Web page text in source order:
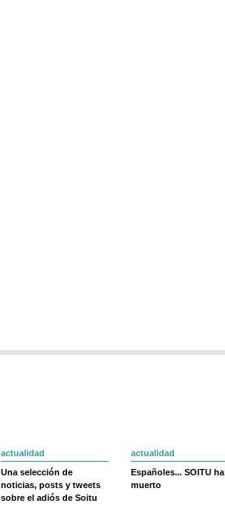
actualidad
Una selección de
noticias, posts y tweets
sobre el adiós de Soitu
actualidad
Españoles... SOITU ha
muerto